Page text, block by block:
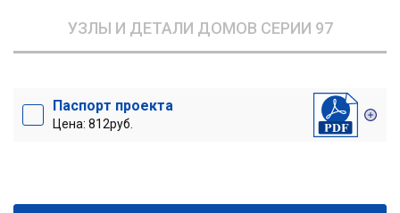
УЗЛЫ И ДЕТАЛИ ДОМОВ СЕРИИ 97
Паспорт проекта
Цена: 812руб.